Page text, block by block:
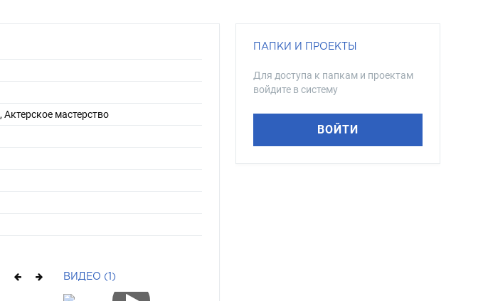
, Актерское мастерство
ВИДЕО (1)
ПАПКИ И ПРОЕКТЫ
Для доступа к папкам и проектам
войдите в систему
ВОЙТИ